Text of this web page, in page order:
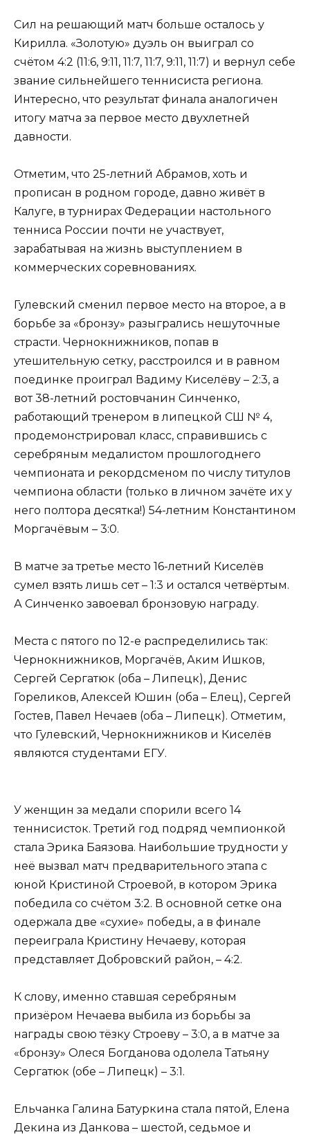
Сил на решающий матч больше осталось у
Кирилла. «Золотую» дуэль он выиграл со
счётом 4:2 (11:6, 9:11, 11:7, 11:7, 9:11, 11:7) и вернул себе
звание сильнейшего теннисиста региона.
Интересно, что результат финала аналогичен
итогу матча за первое место двухлетней
давности.
Отметим, что 25-летний Абрамов, хоть и
прописан в родном городе, давно живёт в
Калуге, в турнирах Федерации настольного
тенниса России почти не участвует,
зарабатывая на жизнь выступлением в
коммерческих соревнованиях.
Гулевский сменил первое место на второе, а в
борьбе за «бронзу» разыгрались нешуточные
страсти. Чернокнижников, попав в
утешительную сетку, расстроился и в равном
поединке проиграл Вадиму Киселёву – 2:3, а
вот 38-летний ростовчанин Синченко,
работающий тренером в липецкой СШ № 4,
продемонстрировал класс, справившись с
серебряным медалистом прошлогоднего
чемпионата и рекордсменом по числу титулов
чемпиона области (только в личном зачёте их у
него полтора десятка!) 54-летним Константином
Моргачёвым – 3:0.
В матче за третье место 16-летний Киселёв
сумел взять лишь сет – 1:3 и остался четвёртым.
А Синченко завоевал бронзовую награду.
Места с пятого по 12-е распределились так:
Чернокнижников, Моргачёв, Аким Ишков,
Сергей Сергатюк (оба – Липецк), Денис
Гореликов, Алексей Юшин (оба – Елец), Сергей
Гостев, Павел Нечаев (оба – Липецк). Отметим,
что Гулевский, Чернокнижников и Киселёв
являются студентами ЕГУ.
У женщин за медали спорили всего 14
теннисисток. Третий год подряд чемпионкой
стала Эрика Баязова. Наибольшие трудности у
неё вызвал матч предварительного этапа с
юной Кристиной Строевой, в котором Эрика
победила со счётом 3:2. В основной сетке она
одержала две «сухие» победы, а в финале
переиграла Кристину Нечаеву, которая
представляет Добровский район, – 4:2.
К слову, именно ставшая серебряным
призёром Нечаева выбила из борьбы за
награды свою тёзку Строеву – 3:0, а в матче за
«бронзу» Олеся Богданова одолела Татьяну
Сергатюк (обе – Липецк) – 3:1.
Ельчанка Галина Батуркина стала пятой, Елена
Декина из Данкова – шестой, седьмое и